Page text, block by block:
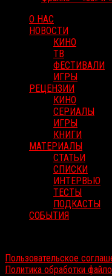
О НАС
НОВОСТИ
КИНО
ТВ
ФЕСТИВАЛИ
ИГРЫ
РЕЦЕНЗИИ
КИНО
СЕРИАЛЫ
ИГРЫ
КНИГИ
МАТЕРИАЛЫ
СТАТЬИ
СПИСКИ
ИНТЕРВЬЮ
ТЕСТЫ
ПОДКАСТЫ
СОБЫТИЯ
Пользовательское
Политика обработки